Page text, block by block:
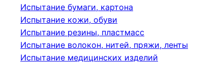
Испытание бумаги, картона
Испытание кожи, обуви
Испытание резины, пластмасс
Испытание волокон, нитей, пряжи, ленты
Испытание медицинских изделий